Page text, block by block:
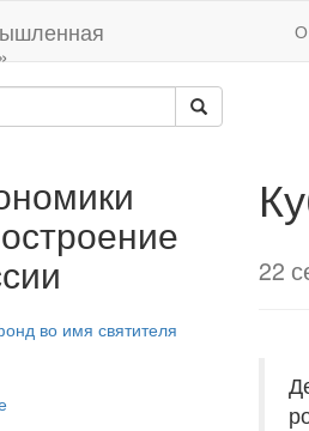
О
во имя святителя
22